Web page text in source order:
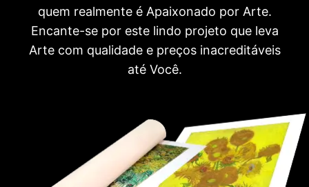
quem realmente é Apaixonado por Arte.
Encante-se por este lindo projeto que leva
Arte com qualidade e preços inacreditáveis
até Você.